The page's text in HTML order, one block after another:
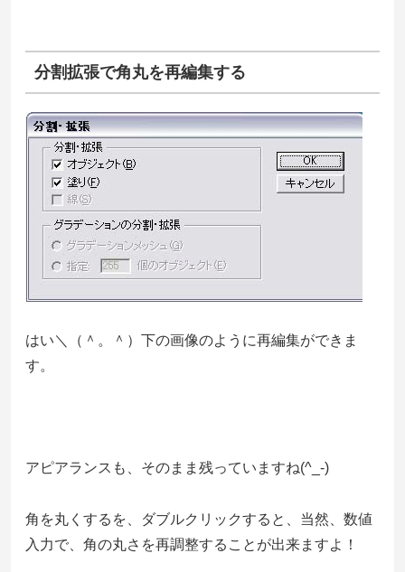
分割拡張で角丸を再編集する
はい＼（＾。＾）下の画像のように再編集ができま
す。
アピアランスも、そのまま残っていますね(^_-)
角を丸くするを、ダブルクリックすると、当然、数値
入力で、角の丸さを再調整することが出来ますよ！